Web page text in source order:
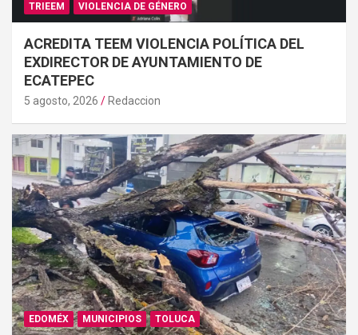
TRIEEM
VIOLENCIA DE GÉNERO
ACREDITA TEEM VIOLENCIA POLÍTICA DEL
EXDIRECTOR DE AYUNTAMIENTO DE
ECATEPEC
5 agosto, 2026 Redaccion
EDOMÉX MUNICIPIOS TOLUCA